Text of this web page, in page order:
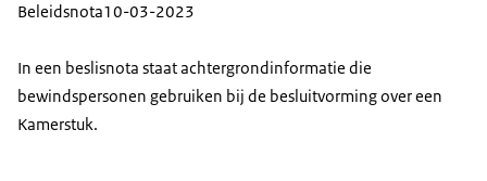
Beleidsnota10-03-2023
In een beslisnota staat achtergrondinformatie die
bewindspersonen gebruiken bij de besluitvorming over een
Kamerstuk.